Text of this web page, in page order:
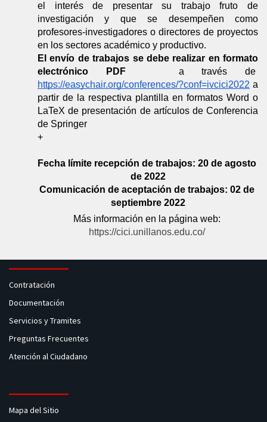
el interés de presentar su trabajo fruto de
investigación y que se desempeñen como
profesores-investigadores o directores de proyectos
en los sectores académico y productivo.
El envío de trabajos se debe realizar en formato
electrónico PDF
https://easychair.org/conferences/?conf=ivcici2022 a
partir de la respectiva plantilla en formatos Word o
LaTeX de presentación de artículos de Conferencia
de Springer
+
Fecha límite recepción de trabajos: 20 de agosto
de 2022
Comunicación de aceptación de trabajos: 02 de
septiembre 2022
https://cici.unillanos.edu.co/
Contratación
Documentación
Servicios y Tramites
Preguntas Frecuentes
Atención al Ciudadano
Mapa del Sitio